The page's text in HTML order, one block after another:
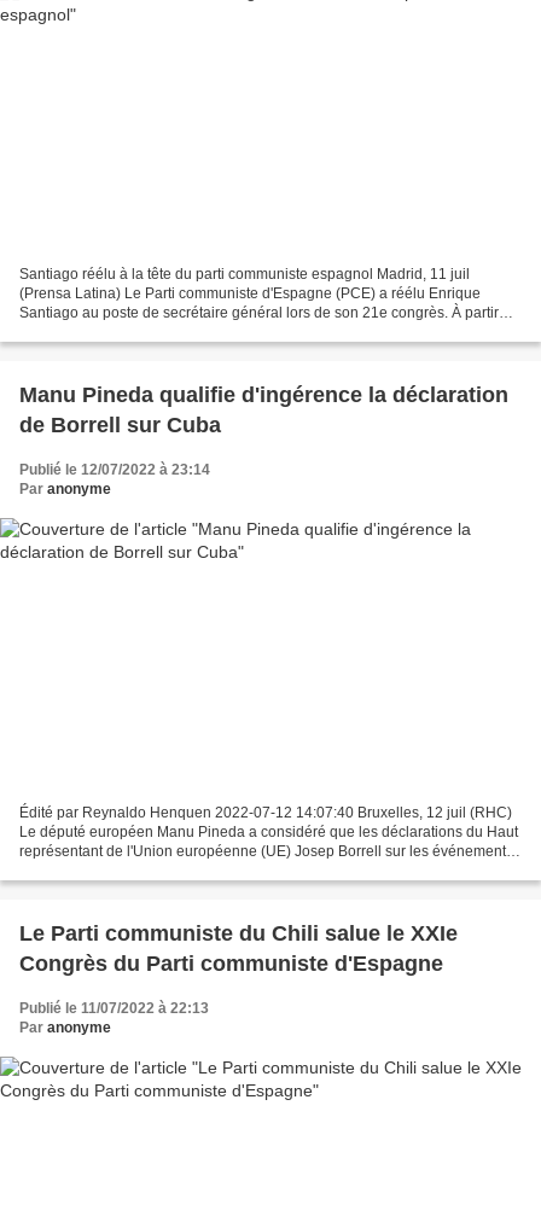
Santiago réélu à la tête du parti communiste espagnol Madrid, 11 juil
(Prensa Latina) Le Parti communiste d'Espagne (PCE) a réélu Enrique
Santiago au poste de secrétaire général lors de son 21e congrès. À partir
Manu Pineda qualifie d'ingérence la déclaration
de Borrell sur Cuba
Publié le 12/07/2022 à 23:14
Par anonyme
Édité par Reynaldo Henquen 2022-07-12 14:07:40 Bruxelles, 12 juil (RHC)
Le député européen Manu Pineda a considéré que les déclarations du Haut
représentant de l'Union européenne (UE) Josep Borrell sur les événements
Le Parti communiste du Chili salue le XXIe
Congrès du Parti communiste d'Espagne
Publié le 11/07/2022 à 22:13
Par anonyme